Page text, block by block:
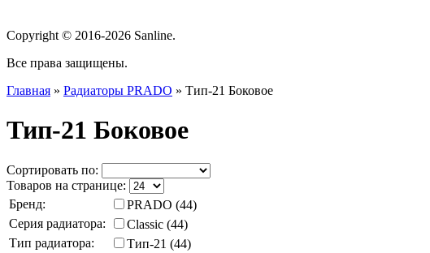
Copyright © 2016-2026 Sanline.
Все права защищены.
Главная » Радиаторы PRADO » Тип-21 Боковое
Тип-21 Боковое
Сортировать по:
Товаров на странице:
Бренд:
PRADO (44)
Серия радиатора:
Classic (44)
Тип радиатора:
Тип-21 (44)